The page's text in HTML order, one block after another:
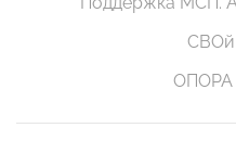
СВОй
ОПОРА